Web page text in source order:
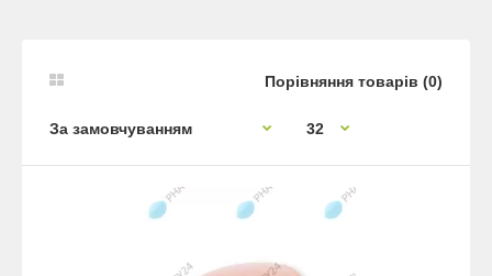
Порівняння товарів (0)